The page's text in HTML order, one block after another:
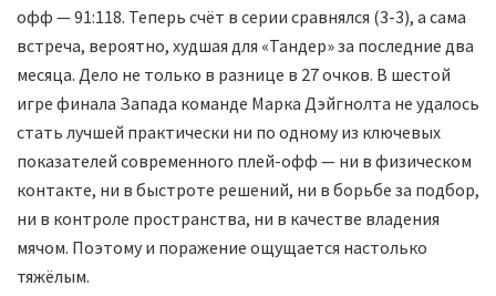
офф — 91:118. Теперь счёт в серии сравнялся (3-3), а сама
встреча, вероятно, худшая для «Тандер» за последние два
месяца. Дело не только в разнице в 27 очков. В шестой
игре финала Запада команде Марка Дэйгнолта не удалось
стать лучшей практически ни по одному из ключевых
показателей современного плей-офф — ни в физическом
контакте, ни в быстроте решений, ни в борьбе за подбор,
ни в контроле пространства, ни в качестве владения
мячом. Поэтому и поражение ощущается настолько
тяжёлым.